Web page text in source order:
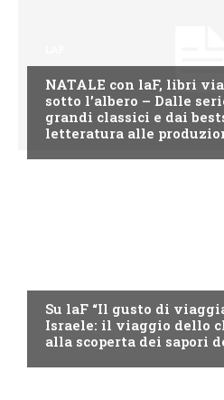
NATALE con laF, libri
sotto l’albero – Dalle
grandi classici e dai
letteratura alle
Su laF “Il gusto di
Israele: il viaggio dello
alla scoperta dei sapori